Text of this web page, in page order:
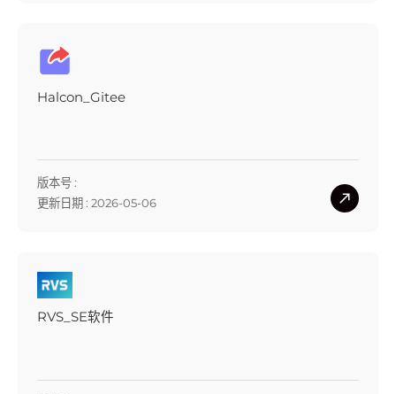
Halcon_Gitee
版本号 :
更新日期 : 2026-05-06
RVS_SE软件